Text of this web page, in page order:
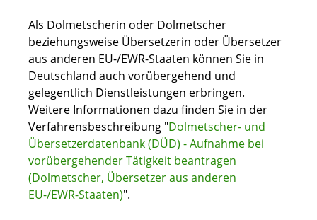
Als Dolmetscherin oder Dolmetscher
beziehungsweise Übersetzerin oder Übersetzer
aus anderen EU-/EWR-Staaten können Sie in
Deutschland auch vorübergehend und
gelegentlich Dienstleistungen erbringen.
Weitere Informationen dazu finden Sie in der
Verfahrensbeschreibung "Dolmetscher- und
Übersetzerdatenbank (DÜD) - Aufnahme bei
vorübergehender Tätigkeit beantragen
(Dolmetscher, Übersetzer aus anderen
EU-/EWR-Staaten)".